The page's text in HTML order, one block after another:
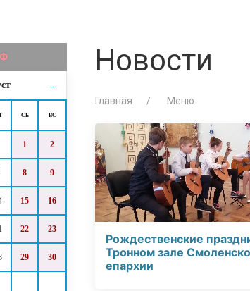
→
СБ ВС
1 2
8 9
15 16
22 23
29 30
Новости
Главная Меню
Рождественские
Тронном зале
епархии